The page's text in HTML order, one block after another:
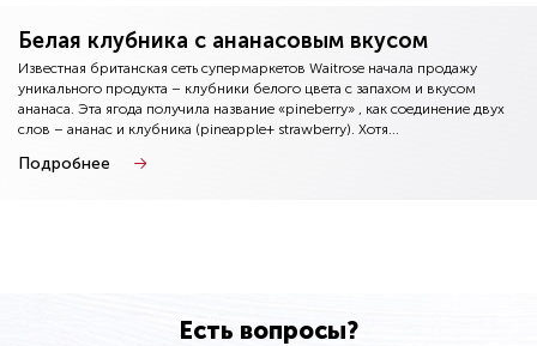
Белая клубника с ананасовым вкусом
Известная британская сеть супермаркетов Waitrose начала продажу
уникального продукта – клубники белого цвета с запахом и вкусом
ананаса. Эта ягода получила название «pineberry» , как соединение двух
слов – ананас и клубника (pineapple+ strawberry). Хотя...
Подробнее
Есть вопросы?